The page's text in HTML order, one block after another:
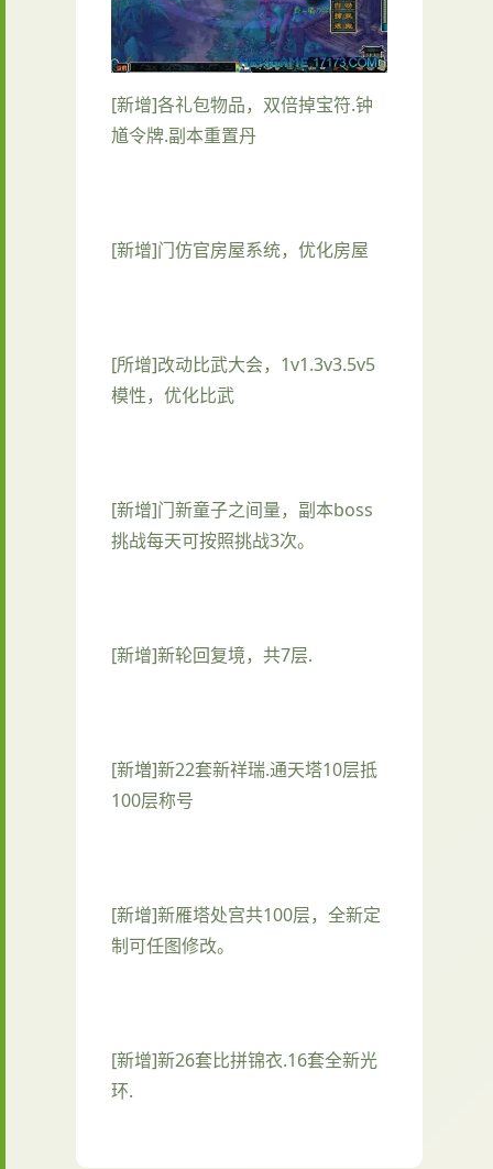
[新增]各礼包物品，双倍掉宝符.钟
馗令牌.副本重置丹
[新增]门仿官房屋系统，优化房屋
[所增]改动比武大会，1v1.3v3.5v5
模性，优化比武
[新增]门新童子之间量，副本boss
挑战每天可按照挑战3次。
[新增]新轮回复境，共7层.
[新増]新22套新祥瑞.通天塔10层抵
100层称号
[新增]新雁塔处宫共100层，全新定
制可任图修改。
[新增]新26套比拼锦衣.16套全新光
环.